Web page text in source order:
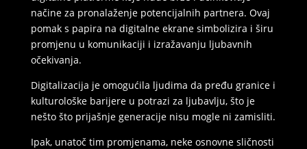
načine za pronalaženje potencijalnih partnera. Ovaj
pomak s papira na digitalne ekrane simbolizira i širu
promjenu u komunikaciji i izražavanju ljubavnih
očekivanja.
Digitalizacija je omogućila ljudima da pređu granice i
kulturološke barijere u potrazi za ljubavlju, što je
nešto što prijašnje generacije nisu mogle ni zamisliti.
Ipak, unatoč tim promjenama, neke osnovne sličnosti